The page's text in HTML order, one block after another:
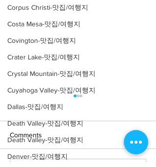
Corpus Christi-맛집/여행지
Costa Mesa-맛집/여행지
Covington-맛집/여행지
Crater Lake-맛집/여행지
Crystal Mountain-맛집/여행지
Cuyahoga Valley-맛집/여행지
Dallas-맛집/여행지
Death Valley-맛집/여행지
Death Valley-맛집/여행지
Denver-맛집/여행지
Comments